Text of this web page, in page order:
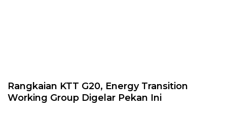
Rangkaian KTT G20, Energy Transition
Working Group Digelar Pekan Ini